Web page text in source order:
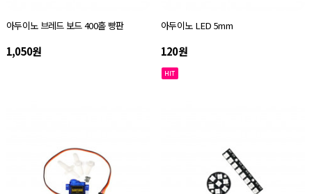
아두이노 브레드 보드 400홀 빵판
1,050원
아두이노 LED 5mm
120원